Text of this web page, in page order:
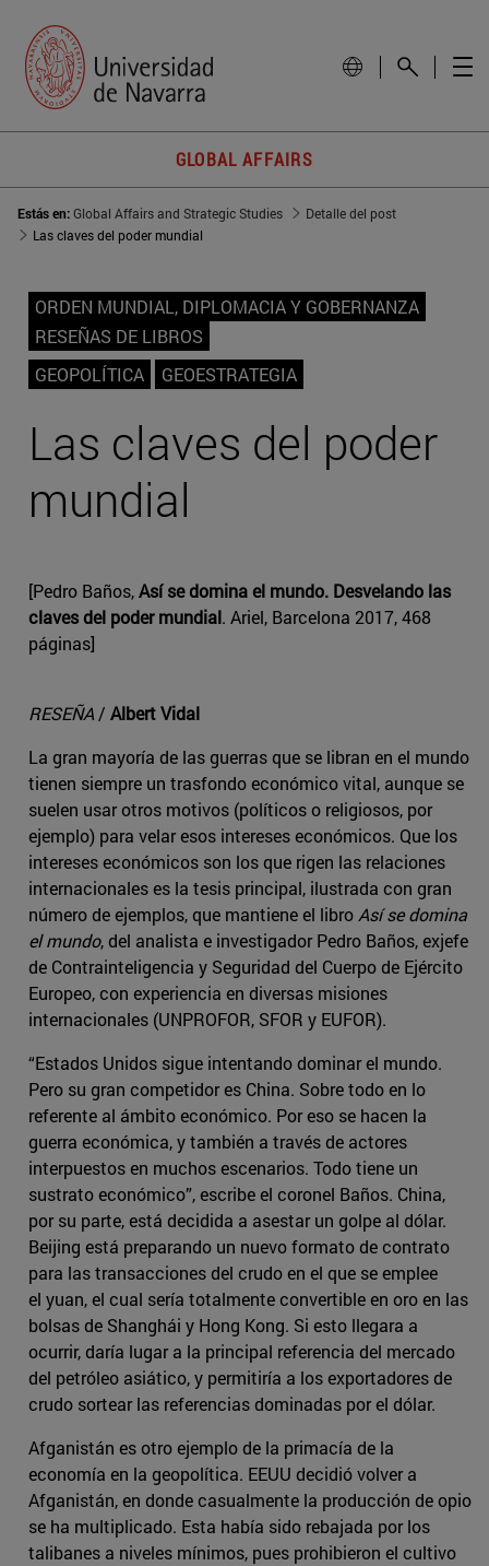
GLOBAL AFFAIRS
Estás en:Global Affairs and Strategic Studies
Detalle del post
Las claves del poder mundial
ORDEN MUNDIAL, DIPLOMACIA Y GOBERNANZA
RESEÑAS DE LIBROS
GEOPOLÍTICA
GEOESTRATEGIA
Las claves del poder
mundial
[Pedro Baños,Así se domina el mundo. Desvelando las
claves del poder mundial. Ariel, Barcelona 2017, 468
páginas]
RESEÑA / Albert Vidal
La gran mayoría de las guerras que se libran en el mundo
tienen siempre un trasfondo económico vital, aunque se
suelen usar otros motivos (políticos o religiosos, por
ejemplo) para velar esos intereses económicos. Que los
intereses económicos son los que rigen las relaciones
internacionales es la tesis principal, ilustrada con gran
número de ejemplos, que mantiene el libro Así se domina
el mundo, del analista e investigador Pedro Baños, exjefe
de Contrainteligencia y Seguridad del Cuerpo de Ejército
Europeo, con experiencia en diversas misiones
internacionales (UNPROFOR, SFOR y EUFOR).
“Estados Unidos sigue intentando dominar el mundo.
Pero su gran competidor es China. Sobre todo en lo
referente al ámbito económico. Por eso se hacen la
guerra económica, y también a través de actores
interpuestos en muchos escenarios. Todo tiene un
sustrato económico”, escribe el coronel Baños. China,
por su parte, está decidida a asestar un golpe al dólar.
Beijing está preparando un nuevo formato de contrato
para las transacciones del crudo en el que se emplee
el yuan, el cual sería totalmente convertible en oro en las
bolsas de Shanghái y Hong Kong. Si esto llegara a
ocurrir, daría lugar a la principal referencia del mercado
del petróleo asiático, y permitiría a los exportadores de
crudo sortear las referencias dominadas por el dólar.
Afganistán es otro ejemplo de la primacía de la
economía en la geopolítica. EEUU decidió volver a
Afganistán, en donde casualmente la producción de opio
se ha multiplicado. Esta había sido rebajada por los
talibanes a niveles mínimos, pues prohibieron el cultivo